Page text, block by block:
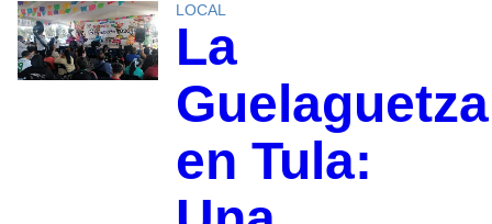
LOCAL
La
Guelaguetza
en Tula: